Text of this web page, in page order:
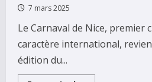
7 mars 2025
Le Carnaval de Nice, premier
caractère international,
édition du...